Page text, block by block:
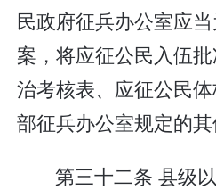
民政府征兵办公室应
案，将应征公民入伍
治考核表、应征公民
部征兵办公室规定的其
第三十二条 县级